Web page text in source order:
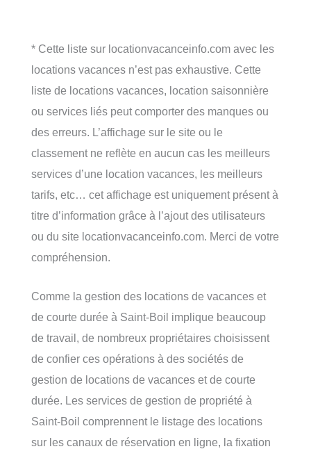
* Cette liste sur locationvacanceinfo.com avec les
locations vacances n’est pas exhaustive. Cette
liste de locations vacances, location saisonnière
ou services liés peut comporter des manques ou
des erreurs. L’affichage sur le site ou le
classement ne reflète en aucun cas les meilleurs
services d’une location vacances, les meilleurs
tarifs, etc… cet affichage est uniquement présent à
titre d’information grâce à l’ajout des utilisateurs
ou du site locationvacanceinfo.com. Merci de votre
compréhension.
Comme la gestion des locations de vacances et
de courte durée à Saint-Boil implique beaucoup
de travail, de nombreux propriétaires choisissent
de confier ces opérations à des sociétés de
gestion de locations de vacances et de courte
durée. Les services de gestion de propriété à
Saint-Boil comprennent le listage des locations
sur les canaux de réservation en ligne, la fixation